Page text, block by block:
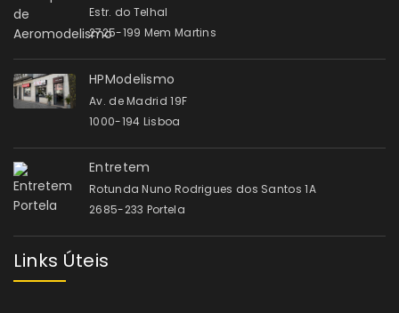
Estr. do Telhal
2725-199 Mem Martins
HPModelismo
Av. de Madrid 19F
1000-194 Lisboa
Entretem
Rotunda Nuno Rodrigues dos Santos 1A
2685-233 Portela
Links Úteis